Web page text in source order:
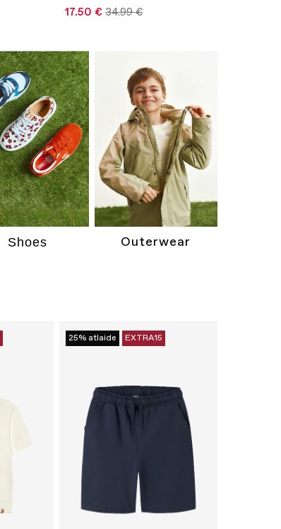
17.50 € 34.99 €
25% atlaide EXTRA15
Shoes Outerwear